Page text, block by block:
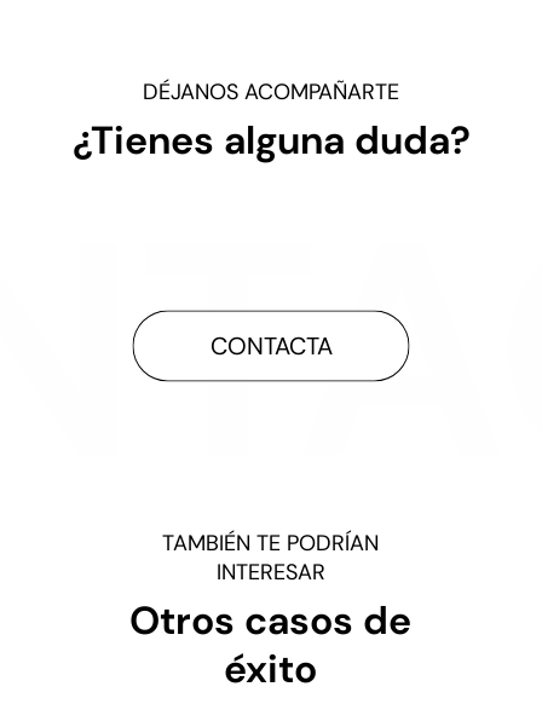
DÉJANOS ACOMPAÑARTE
¿Tienes alguna duda?
CONTACTA
TAMBIÉN TE PODRÍAN
INTERESAR
Otros casos de
éxito